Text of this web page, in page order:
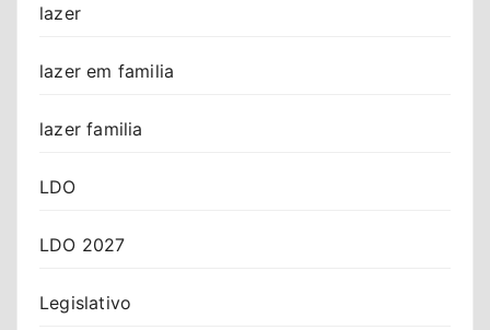
lazer
lazer em familia
lazer familia
LDO
LDO 2027
Legislativo